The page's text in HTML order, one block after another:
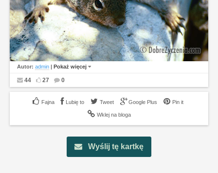
Autor: admin | Pokaż więcej
44 27 0
Lubię to Tweet Google Plus Pin it
Wklej na bloga
Wyślij tę kartkę